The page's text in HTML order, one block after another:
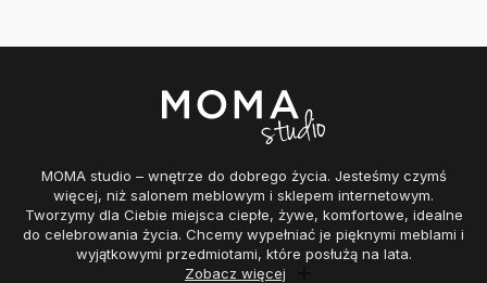
MOMA studio – wnętrze do dobrego życia. Jesteśmy czymś
więcej, niż salonem meblowym i sklepem internetowym.
Tworzymy dla Ciebie miejsca ciepłe, żywe, komfortowe, idealne
do celebrowania życia. Chcemy wypełniać je pięknymi meblami i
wyjątkowymi przedmiotami, które posłużą na lata.
Zobacz więcej